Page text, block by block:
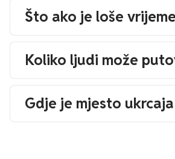
Što ako je loše
Koliko ljudi može
Gdje je mjesto